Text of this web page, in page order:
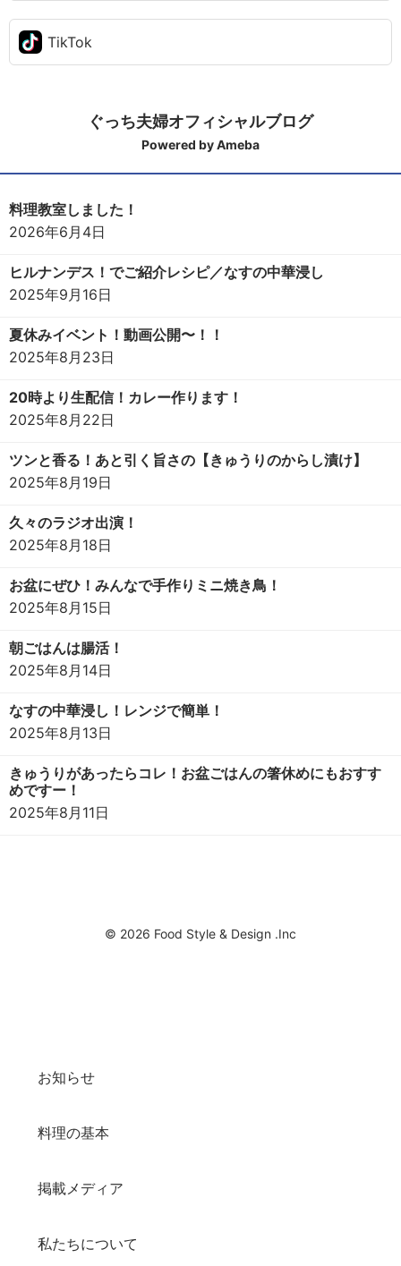
TikTok
ぐっち夫婦オフィシャルブログ
Powered by Ameba
料理教室しました！
2026年6月4日
ヒルナンデス！でご紹介レシピ／なすの中華浸し
2025年9月16日
夏休みイベント！動画公開〜！！
2025年8月23日
20時より生配信！カレー作ります！
2025年8月22日
ツンと香る！あと引く旨さの【きゅうりのからし漬け】
2025年8月19日
久々のラジオ出演！
2025年8月18日
お盆にぜひ！みんなで手作りミニ焼き鳥！
2025年8月15日
朝ごはんは腸活！
2025年8月14日
なすの中華浸し！レンジで簡単！
2025年8月13日
きゅうりがあったらコレ！お盆ごはんの箸休めにもおすす
めですー！
2025年8月11日
© 2026 Food Style & Design .Inc
お知らせ
料理の基本
掲載メディア
私たちについて